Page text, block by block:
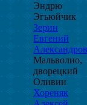
Эндрю
Эгьюйчик
Зерин
Евгений
Мальволио,
дворецкий
Оливии
Хореняк